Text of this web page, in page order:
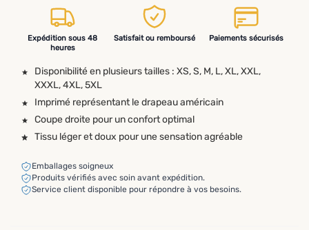
Expédition sous 48
heures
Satisfait ou remboursé Paiements sécurisés
Disponibilité en plusieurs tailles : XS, S, M, L, XL, XXL,
XXXL, 4XL, 5XL
Imprimé représentant le drapeau américain
Coupe droite pour un confort optimal
Tissu léger et doux pour une sensation agréable
Emballages soigneux
Produits vérifiés avec soin avant expédition.
Service client disponible pour répondre à vos besoins.